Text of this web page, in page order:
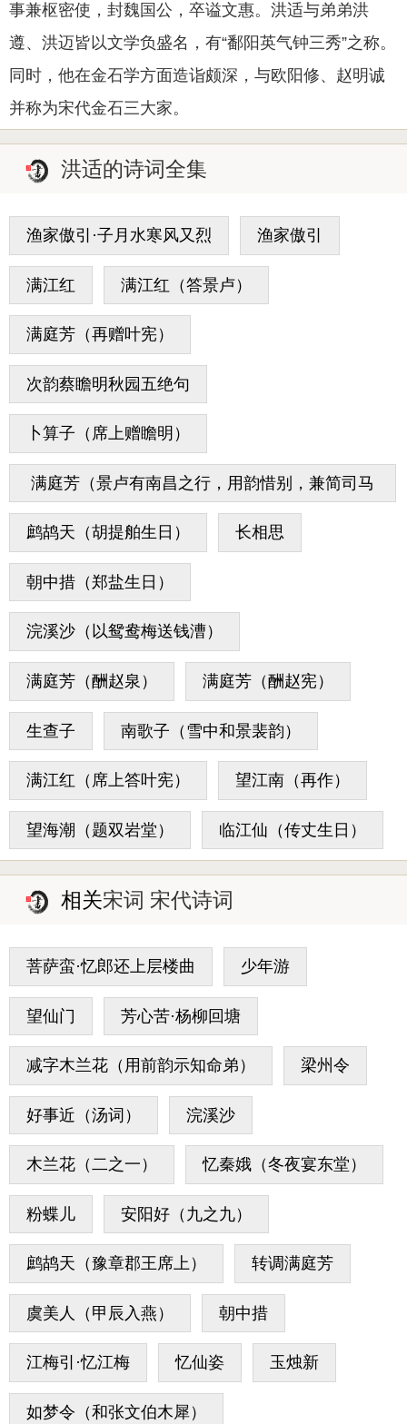
事兼枢密使，封魏国公，卒谥文惠。洪适与弟弟洪
遵、洪迈皆以文学负盛名，有“鄱阳英气钟三秀”之称。
同时，他在金石学方面造诣颇深，与欧阳修、赵明诚
并称为宋代金石三大家。
洪适的诗词全集
渔家傲引·子月水寒风又烈 渔家傲引
满江红 满江红（答景卢）
满庭芳（再赠叶宪）
次韵蔡瞻明秋园五绝句
卜算子（席上赠瞻明）
满庭芳（景卢有南昌之行，用韵惜别，兼简司马
汉章）
鹧鸪天（胡提舶生日） 长相思
朝中措（郑盐生日）
浣溪沙（以鸳鸯梅送钱漕）
满庭芳（酬赵泉） 满庭芳（酬赵宪）
生查子 南歌子（雪中和景裴韵）
满江红（席上答叶宪） 望江南（再作）
望海潮（题双岩堂） 临江仙（传丈生日）
相关宋词 宋代诗词
菩萨蛮·忆郎还上层楼曲 少年游
望仙门 芳心苦·杨柳回塘
减字木兰花（用前韵示知命弟） 梁州令
好事近（汤词） 浣溪沙
木兰花（二之一） 忆秦娥（冬夜宴东堂）
粉蝶儿 安阳好（九之九）
鹧鸪天（豫章郡王席上） 转调满庭芳
虞美人（甲辰入燕） 朝中措
江梅引·忆江梅 忆仙姿 玉烛新
如梦令（和张文伯木犀）